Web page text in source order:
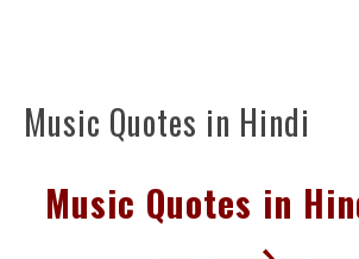
Music Quotes in Hindi
Music Quotes in